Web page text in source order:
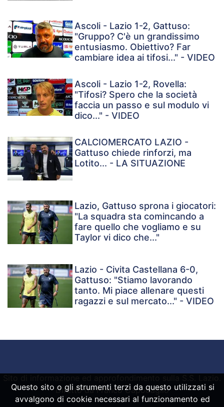
Ascoli - Lazio 1-2, Gattuso:
"Gruppo? C'è un grandissimo
entusiasmo. Obiettivo? Far
cambiare idea ai tifosi..." - VIDEO
Ascoli - Lazio 1-2, Rovella:
"Tifosi? Spero che la società
faccia un passo e sul modulo vi
dico..." - VIDEO
CALCIOMERCATO LAZIO -
Gattuso chiede rinforzi, ma
Lotito... - LA SITUAZIONE
Lazio, Gattuso sprona i giocatori:
"La squadra sta comincando a
fare quello che vogliamo e su
Taylor vi dico che..."
Lazio - Civita Castellana 6-0,
Gattuso: "Stiamo lavorando
tanto. Mi piace allenare questi
ragazzi e sul mercato..." - VIDEO
Diretto da Franco Capodaglio
Questo sito o gli strumenti terzi da questo utilizzati si
avvalgono di cookie necessari al funzionamento ed